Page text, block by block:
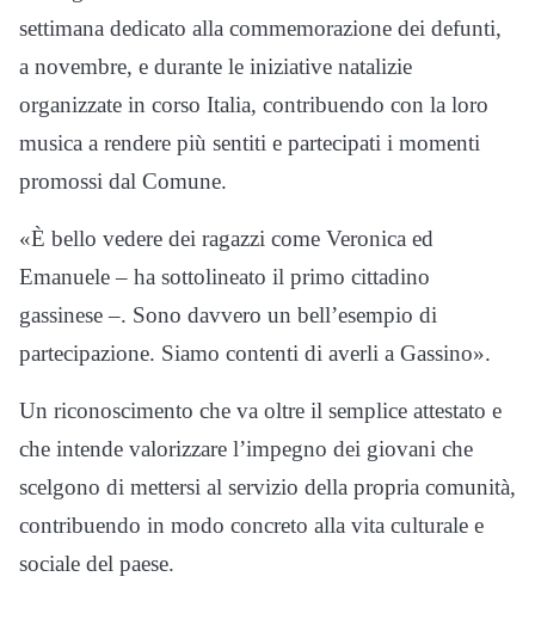
settimana dedicato alla commemorazione dei defunti,
a novembre, e durante le iniziative natalizie
organizzate in corso Italia, contribuendo con la loro
musica a rendere più sentiti e partecipati i momenti
promossi dal Comune.
«È bello vedere dei ragazzi come Veronica ed
Emanuele – ha sottolineato il primo cittadino
gassinese –. Sono davvero un bell’esempio di
partecipazione. Siamo contenti di averli a Gassino».
Un riconoscimento che va oltre il semplice attestato e
che intende valorizzare l’impegno dei giovani che
scelgono di mettersi al servizio della propria comunità,
contribuendo in modo concreto alla vita culturale e
sociale del paese.